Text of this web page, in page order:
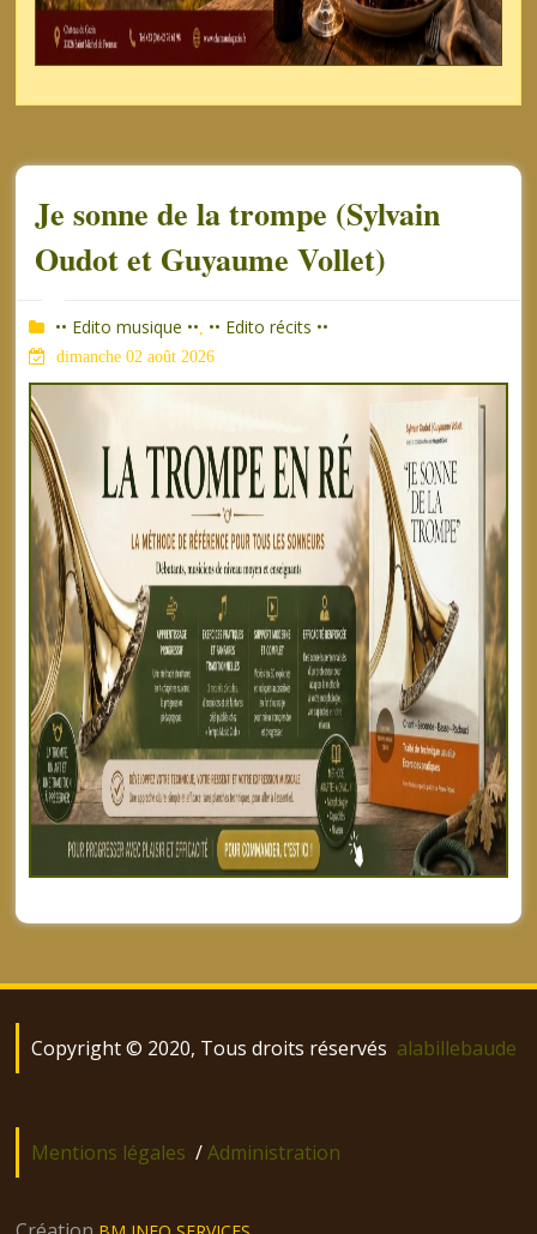
Je sonne de la trompe (Sylvain
Oudot et Guyaume Vollet)
•• Edito musique •• •• Edito récits ••
dimanche 02 août 2026
navigation
Copyright © 2020, Tous droits réservés alabillebaude
Mentions légales /Administration